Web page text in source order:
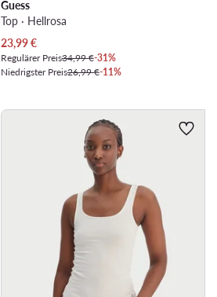
Guess
Top · Hellrosa
Aktueller Preis
23,99€
Regulärer Preis34,99 €-31%
Niedrigster Preis26,99 €-11%